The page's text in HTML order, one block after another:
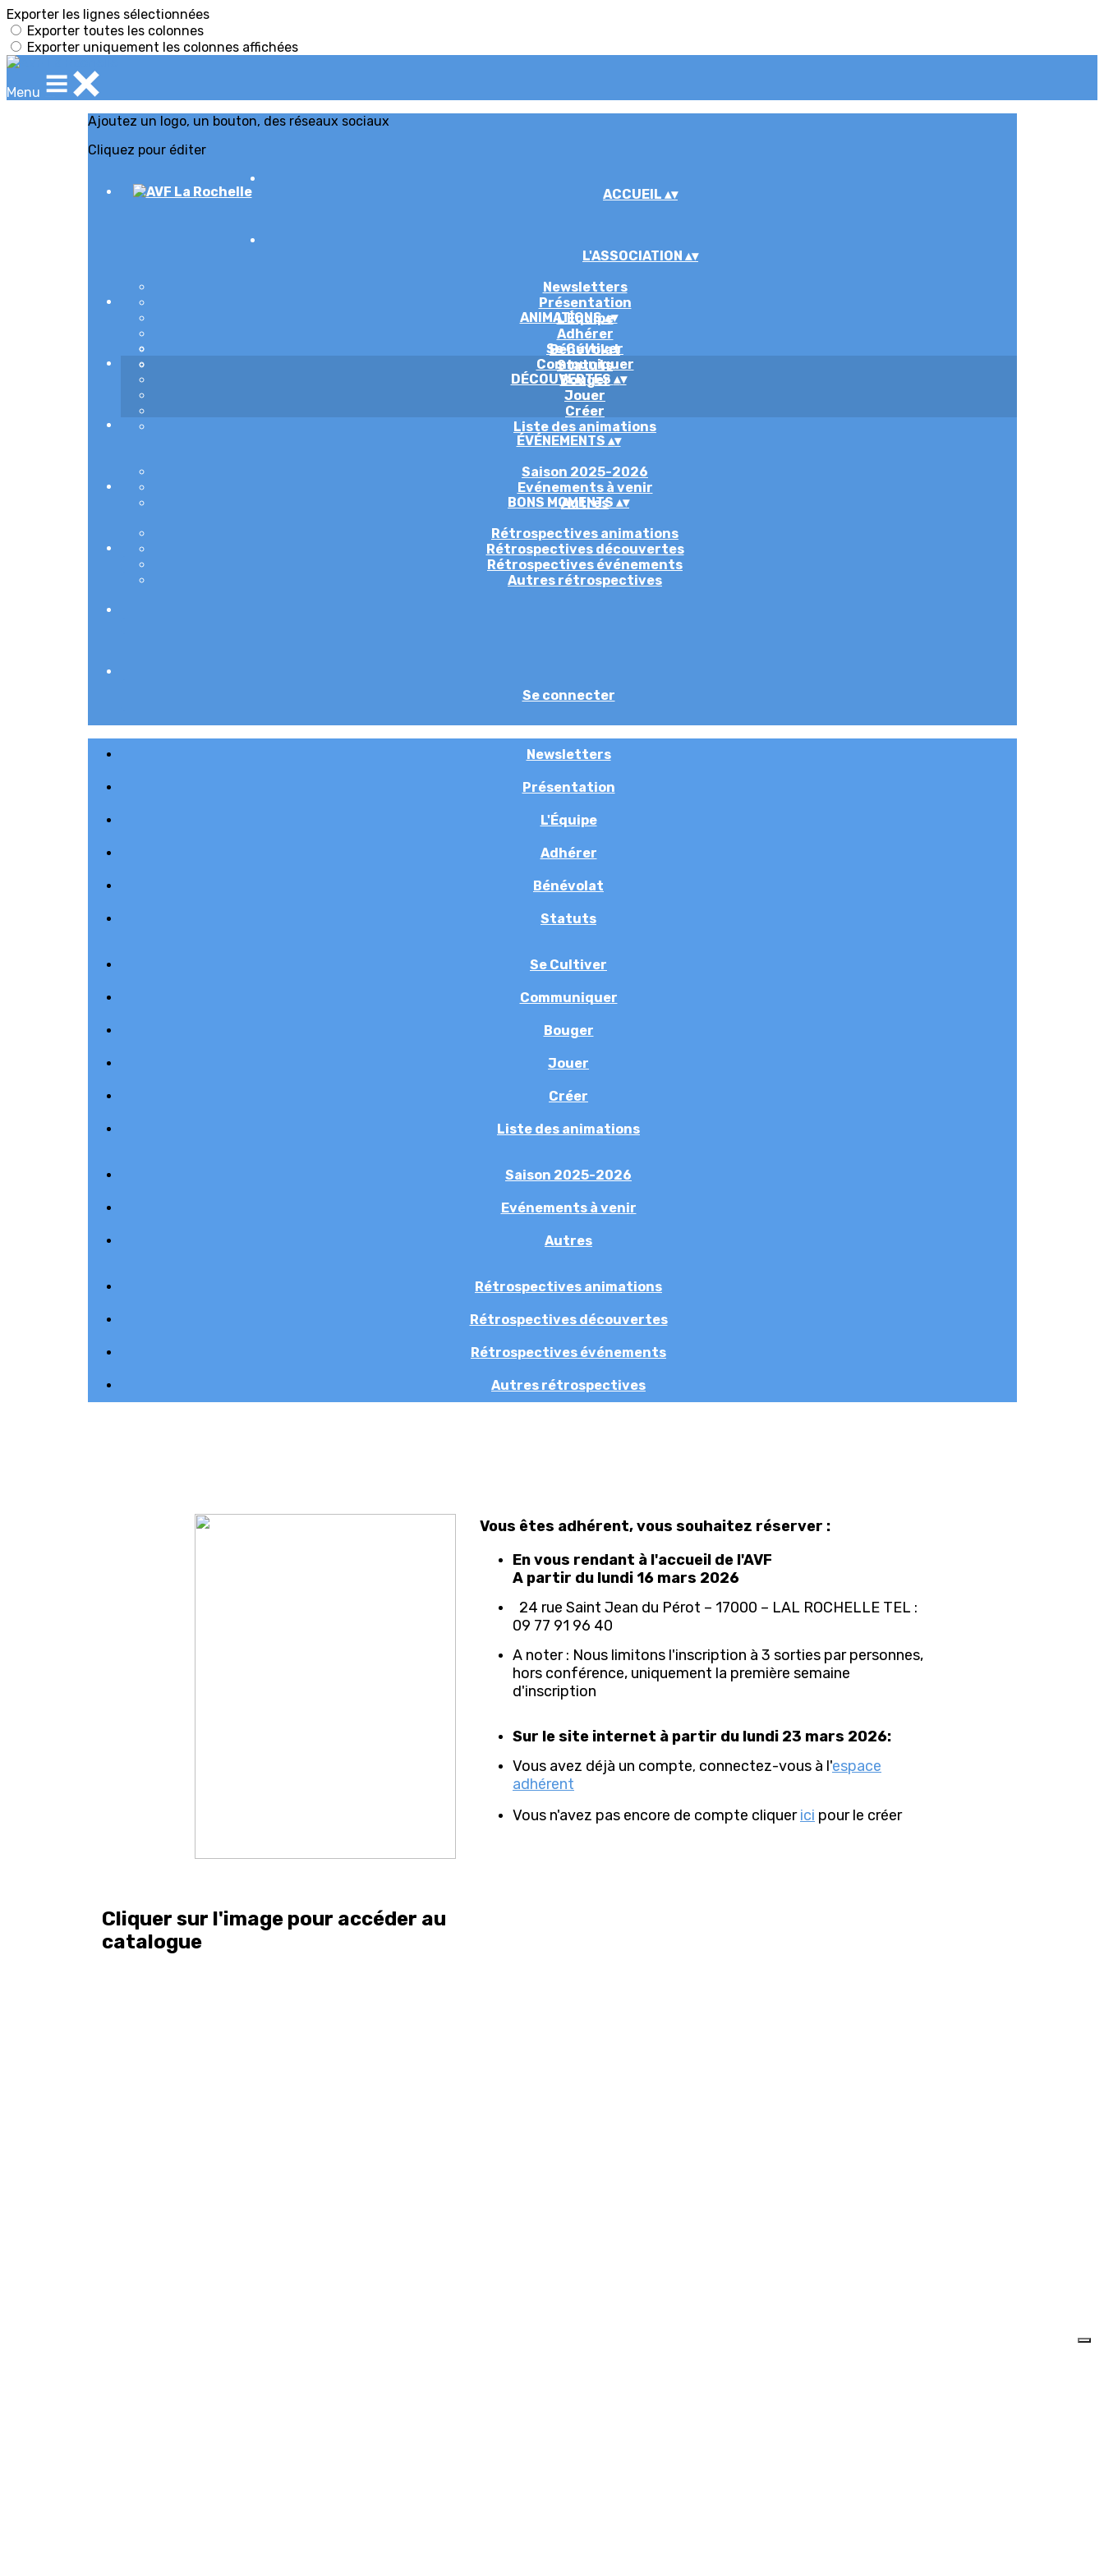
Exporter les lignes sélectionnées
Exporter toutes les colonnes
Exporter uniquement les colonnes affichées
Menu
Ajoutez un logo, un bouton, des réseaux sociaux
Cliquez pour éditer
ACCUEIL ▴▾
L'ASSOCIATION ▴▾
Newsletters
Présentation
L'Équipe
Adhérer
Bénévolat
Statuts
ANIMATIONS▴▾
Se Cultiver
Communiquer
Bouger
Jouer
Créer
Liste des animations
DÉCOUVERTES ▴▾
ÉVÉNEMENTS ▴▾
Saison 2025-2026
Evénements à venir
Autres
BONS MOMENTS ▴▾
Rétrospectives animations
Rétrospectives découvertes
Rétrospectives événements
Autres rétrospectives
Se connecter
Newsletters
Présentation
L'Équipe
Adhérer
Bénévolat
Statuts
Se Cultiver
Communiquer
Bouger
Jouer
Créer
Liste des animations
Saison 2025-2026
Evénements à venir
Autres
Rétrospectives animations
Rétrospectives découvertes
Rétrospectives événements
Autres rétrospectives
Vous êtes adhérent, vous souhaitez réserver :
En vous rendant à l'accueil de l'AVF
A partir du lundi 16 mars 2026
24 rue Saint Jean du Pérot – 17000 – LAL ROCHELLE TEL :
09 77 91 96 40
A noter : Nous limitons l'inscription à 3 sorties par personnes,
hors conférence, uniquement la première semaine
d'inscription
Sur le site internet à partir du lundi 23 mars 2026:
Vous avez déjà un compte, connectez-vous à l'espace
adhérent
Vous n'avez pas encore de compte cliquerici pour le créer
Cliquer sur l'image pour accéder au
catalogue